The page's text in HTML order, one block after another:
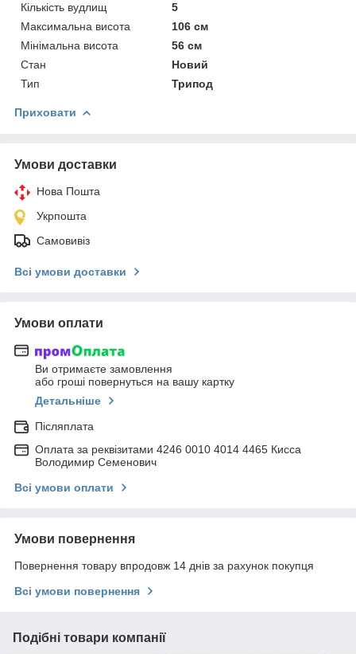
Кількість вудлищ
5
Максимальна висота
106 см
Мінімальна висота
56 см
Стан
Новий
Тип
Трипод
Приховати
Умови доставки
Нова Пошта
Укрпошта
Самовивіз
Всі умови доставки
Умови оплати
Ви отримаєте замовлення
або гроші повернуться на вашу картку
Детальніше
Післяплата
Оплата за реквізитами 4246 0010 4014 4465 Кисса
Володимир Семенович
Всі умови оплати
Умови повернення
Повернення товару впродовж 14 днів за рахунок покупця
Всі умови повернення
Подібні товари компанії